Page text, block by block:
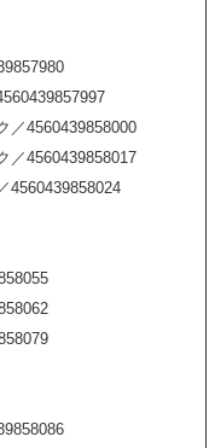
／4560439858000
／4560439858017
4560439858024